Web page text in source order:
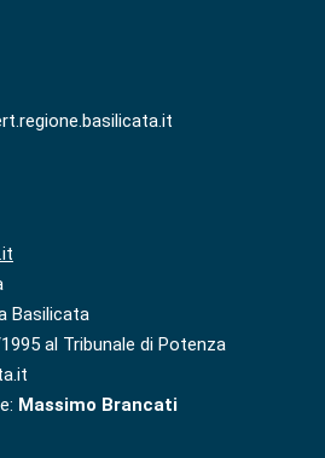
Basilicata
al Tribunale di Potenza
Massimo Brancati